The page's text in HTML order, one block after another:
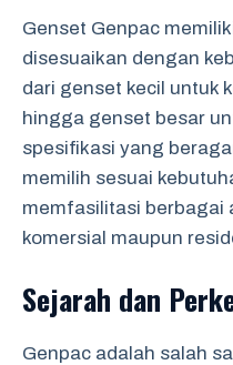
Genset Genpac
disesuaikan dengan
dari genset kecil untuk
hingga genset besar
spesifikasi yang
memilih sesuai
memfasilitasi berbagai
komersial maupun
Sejarah dan
Genpac adalah salah